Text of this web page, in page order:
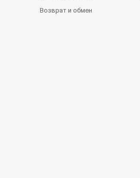
Возврат и обмен